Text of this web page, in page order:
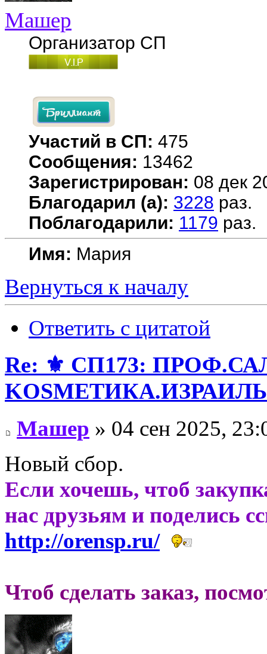
Машер
Организатор СП
Участий в СП: 475
Сообщения: 13462
Зарегистрирован: 08 дек
Благодарил (а): 3228 раз.
Поблагодарили: 1179 раз.
Имя: Мария
Вернуться к началу
Ответить с цитатой
Re: ⚜️ СП173:
KОSMЕТИКA.ИЗРАИЛЬ!
Машер » 04 сен 2025,
Новый сбор.
Если хочешь, чтоб
нас друзьям и поделись
http://orensp.ru/
Чтоб сделать заказ,